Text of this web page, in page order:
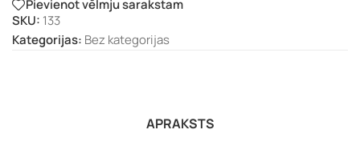
Pievienot vēlmju sarakstam
SKU: 133
Kategorijas: Bez kategorijas
APRAKSTS